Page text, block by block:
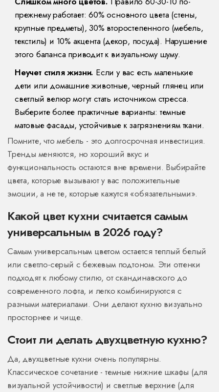
прежнему работает: 60% основного цвета (стены,
крупные предметы), 30% второстепенного (мебель,
текстиль) и 10% акцента (декор, посуда). Нарушение
этого баланса приводит к визуальному шуму.
Неучет стиля жизни. Если у вас есть маленькие
дети или домашние животные, черный глянец или
светлый велюр могут стать источником стресса.
Выберите более практичные варианты: темные
матовые фасады, устойчивые к загрязнениям ткани.
Помните, что мебель - это долгосрочная инвестиция.
Тренды меняются, но хороший вкус и
функциональность остаются вне времени. Выбирайте
цвета, которые вызывают у вас положительные
эмоции, а не те, которые кажутся «обязательными».
Какой цвет кухни считается самым
универсальным в 2026 году?
Самым универсальным цветом остается теплый белый
или светло-серый с бежевым подтоном. Эти оттенки
подходят к любому стилю, от скандинавского до
современного лофта, и легко комбинируются с
разными материалами. Они делают кухню визуально
просторнее и чище.
Стоит ли делать двухцветную кухню?
Да, двухцветные кухни очень популярны.
Классическое сочетание - темные нижние шкафы (для
визуальной устойчивости) и светлые верхние (для